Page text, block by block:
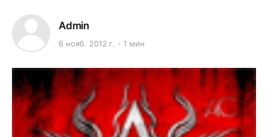
Admin
6 нояб. 2012 г. 1 мин